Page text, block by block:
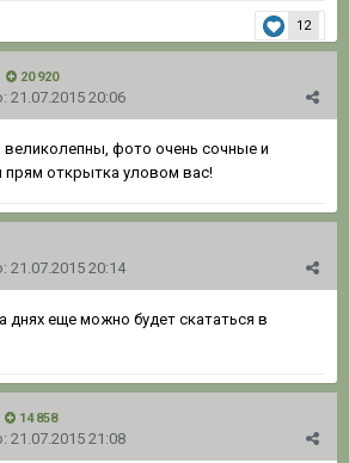
12
20 920
21.07.2015 20:06
великолепны, фото очень сочные и
прям открытка уловом вас!
21.07.2015 20:14
днях еще можно будет скататься в
14 858
21.07.2015 21:08